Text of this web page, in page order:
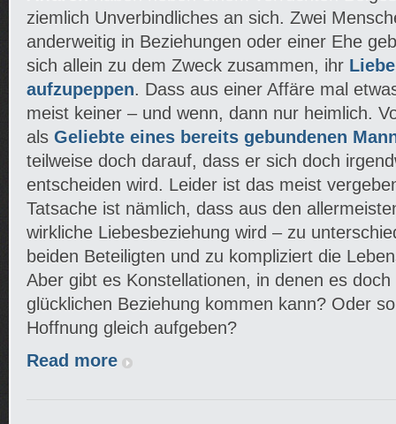
ziemlich Unverbindliches an sich. Zwei
anderweitig in Beziehungen oder einer Ehe
sich allein zu dem Zweck zusammen, ihr
aufzupeppen. Dass aus einer Affäre mal
meist keiner – und wenn, dann nur heimlich.
als Geliebte eines bereits gebundenen
teilweise doch darauf, dass er sich doch
entscheiden wird. Leider ist das meist
Tatsache ist nämlich, dass aus den
wirkliche Liebesbeziehung wird – zu
beiden Beteiligten und zu kompliziert die
Aber gibt es Konstellationen, in denen es
glücklichen Beziehung kommen kann? Oder
Hoffnung gleich aufgeben?
Read more